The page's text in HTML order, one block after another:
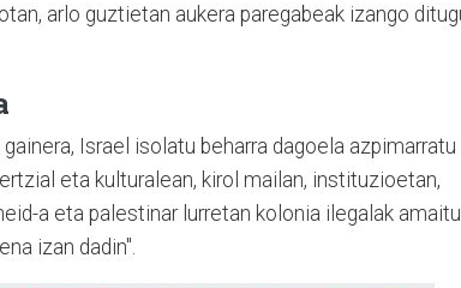
arlo guztietan aukera paregabeak izango
Israel isolatu beharra dagoela azpimarratu
eta kulturalean, kirol mailan, instituzioetan,
a eta palestinar lurretan kolonia ilegalak amaitu
izan dadin".